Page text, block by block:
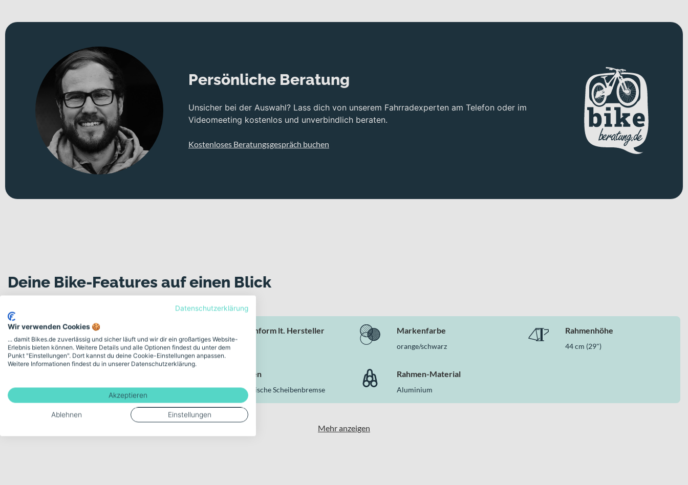
Persönliche Beratung
Unsicher bei der Auswahl? Lass dich von unserem Fahrradexperten am Telefon oder im
Videomeeting kostenlos und unverbindlich beraten.
Kostenloses Beratungsgespräch buchen
Deine Bike-Features auf einen Blick
Modellserie Bezeichnung
MTC Expert
Rahmenform lt. Hersteller
Gent
Markenfarbe
orange/schwarz
Rahmenhöhe
44 cm (29")
Kettenschaltung
Bremsen
Hydraulische Scheibenbremse
Rahmen-Material
Aluminium
Mehr anzeigen
Datenschutzerklärung
Wir verwenden Cookies 🍪
... damit Bikes.de zuverlässig und sicher läuft und wir dir ein großartiges Website-
Erlebnis bieten können. Weitere Details und alle Optionen findest du unter dem
Punkt "Einstellungen". Dort kannst du deine Cookie-Einstellungen anpassen.
Weitere Informationen findest du in unserer Datenschutzerklärung.
Akzeptieren
Ablehnen Einstellungen